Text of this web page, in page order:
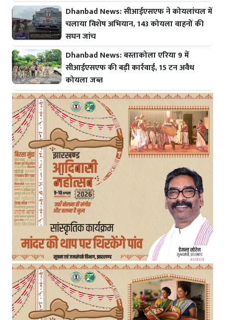
Dhanbad News: सीआईएसएफ ने कोयलांचल में
चलाया विशेष अभियान, 143 कोयला वाहनों की
सघन जांच
Dhanbad News: बस्ताकोला एरिया 9 में
सीआईएसएफ की बड़ी कार्रवाई, 15 टन अवैध
कोयला जब्त